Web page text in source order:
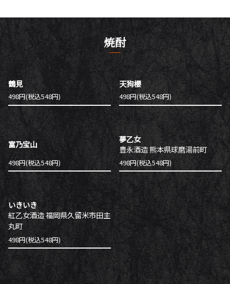
焼酎
鶴見
498円(税込548円)
天狗櫻
498円(税込548円)
富乃宝山
498円(税込548円)
夢乙女
豊永酒造 熊本県球磨湯前町
498円(税込548円)
いきいき
紅乙女酒造 福岡県久留米市田主
丸町
498円(税込548円)